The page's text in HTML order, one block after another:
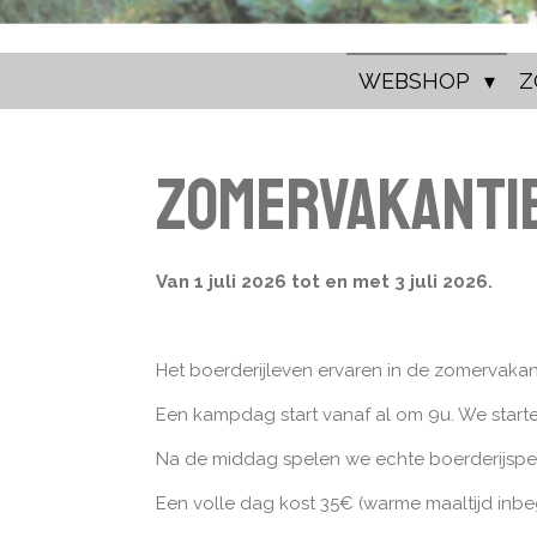
WEBSHOP
Van 1 juli 2026 tot en met 3 juli 2026.
Het boerderijleven ervaren in de
Een kampdag start vanaf al om 9u. We
Na de middag spelen we echte
Een volle dag kost 35€ (warme maaltijd